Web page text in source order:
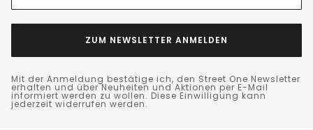
ZUM NEWSLETTER ANMELDEN
Mit der Anmeldung bestätige ich, den Street One Newsletter
erhalten und über Neuheiten und Aktionen per E-Mail
informiert werden zu wollen. Diese Einwilligung kann
jederzeit widerrufen werden.